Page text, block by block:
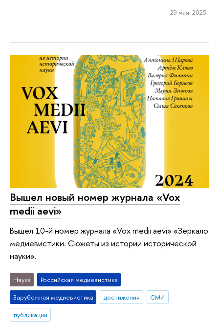
29 мая 2025
Вышел новый номер журнала «Vox
medii aevi»
Вышел 10-й номер журнала «Vox medii aevi» «Зеркало
медиевистики. Сюжеты из истории исторической
науки».
Наука
Российская медиевистика
Зарубежная медиевистика
достижения
СМИ
публикации